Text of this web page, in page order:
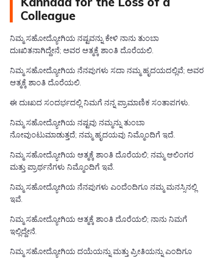
Colleague
ನಿಮ್ಮ ಸಹೋದ್ಯೋಗಿಯ ನಷ್ಟವನ್ನು ಕೇಳಿ ನಾನು ತುಂಬಾ
ದುಃಖಿತನಾಗಿದ್ದೇನೆ; ಅವರ ಆತ್ಮಕ್ಕೆ ಶಾಂತಿ ದೊರೆಯಲಿ.
ನಿಮ್ಮ ಸಹೋದ್ಯೋಗಿಯ ನೆನಪುಗಳು ಸದಾ ನಮ್ಮ ಹೃದಯದಲ್ಲಿವೆ; ಅವರ
ಆತ್ಮಕ್ಕೆ ಶಾಂತಿ ದೊರೆಯಲಿ.
ಈ ದುಃಖದ ಸಂದರ್ಭದಲ್ಲಿ ನಿಮಗೆ ನನ್ನ ಪ್ರಾಮಾಣಿಕ ಸಂತಾಪಗಳು.
ನಿಮ್ಮ ಸಹೋದ್ಯೋಗಿಯ ನಷ್ಟವು ನಮ್ಮನ್ನು ತುಂಬಾ
ನೋವುಂಟುಮಾಡುತ್ತದೆ; ನಮ್ಮ ಹೃದಯವು ನಿಮ್ಮೊಂದಿಗೆ ಇದೆ.
ನಿಮ್ಮ ಸಹೋದ್ಯೋಗಿಯ ಆತ್ಮಕ್ಕೆ ಶಾಂತಿ ದೊರೆಯಲಿ; ನಮ್ಮ ಆಲಿಂಗರ
ಮತ್ತು ಪ್ರಾರ್ಥನೆಗಳು ನಿಮ್ಮೊಂದಿಗೆ ಇವೆ.
ನಿಮ್ಮ ಸಹೋದ್ಯೋಗಿಯ ನೆನಪುಗಳು ಎಂದೆಂದಿಗೂ ನಮ್ಮ ಮನಸ್ಸಿನಲ್ಲಿ
ಇವೆ.
ನಿಮ್ಮ ಸಹೋದ್ಯೋಗಿಯ ಆತ್ಮಕ್ಕೆ ಶಾಂತಿ ದೊರೆಯಲಿ; ನಾನು ನಿಮಗೆ
ಇಲ್ಲಿದ್ದೇನೆ.
ನಿಮ್ಮ ಸಹೋದ್ಯೋಗಿಯ ದಯೆಯನ್ನು ಮತ್ತು ಪ್ರೀತಿಯನ್ನು ಎಂದಿಗೂ